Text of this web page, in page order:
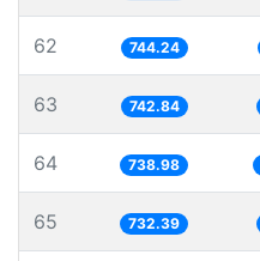
62 744.24
63 742.84
64 738.98
65 732.39